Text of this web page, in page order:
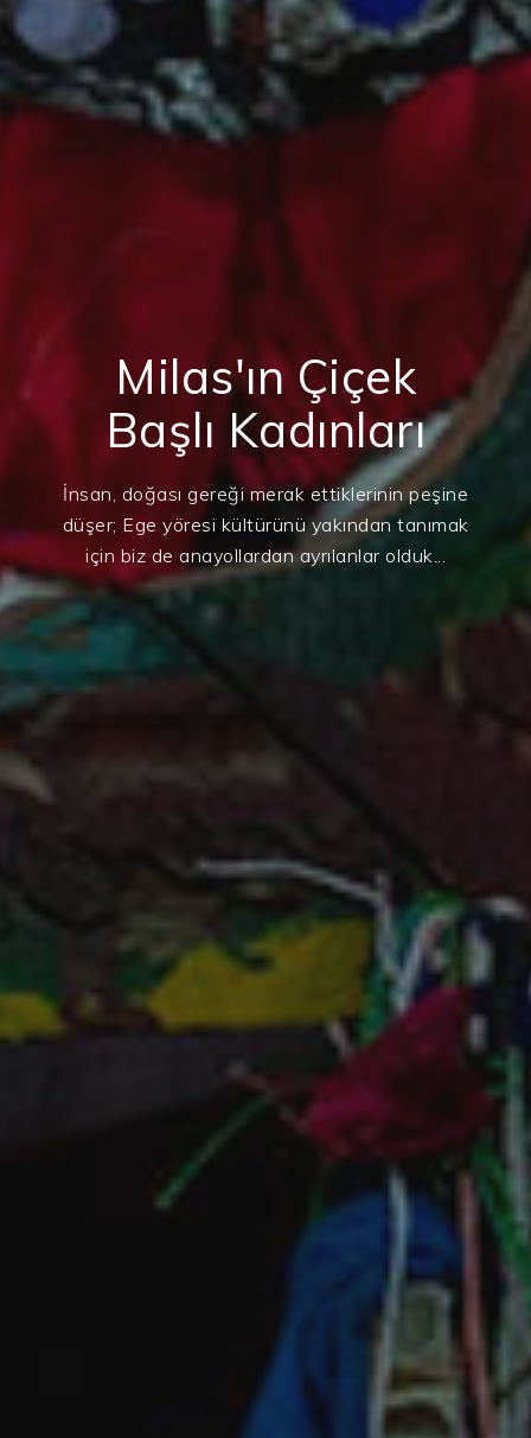
Milas'ın Çiçek
Başlı Kadınları
İnsan, doğası gereği merak ettiklerinin peşine
düşer; Ege yöresi kültürünü yakından tanımak
için biz de anayollardan ayrılanlar olduk...